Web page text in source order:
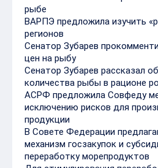
рыбе
ВАРПЭ предложила изучить
регионов
Сенатор Зубарев
цен на рыбу
Сенатор Зубарев рассказал
количества рыбы в рационе
АСРФ предложила Совфеду
исключению рисков для
продукции
В Совете Федерации
механизм госзакупок и
переработку морепродуктов